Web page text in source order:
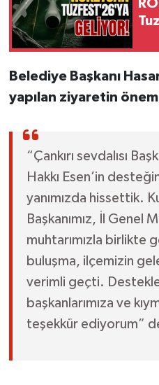
Belediye Başkanı
yapılan ziyaretin
“Çankırı sevdalısı
Hakkı Esen’in
yanımızda hissettik.
Başkanımız, İl Genel
muhtarımızla birlikte
buluşma, ilçemizin
verimli geçti.
başkanlarımıza ve
teşekkür ediyorum”